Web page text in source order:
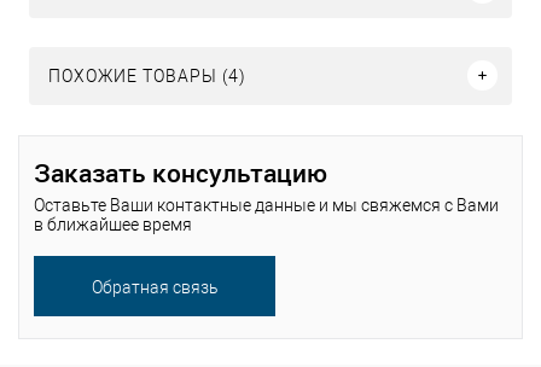
ПОХОЖИЕ ТОВАРЫ (4)
Заказать консультацию
Оставьте Ваши контактные данные и мы свяжемся с Вами
в ближайшее время
Обратная связь